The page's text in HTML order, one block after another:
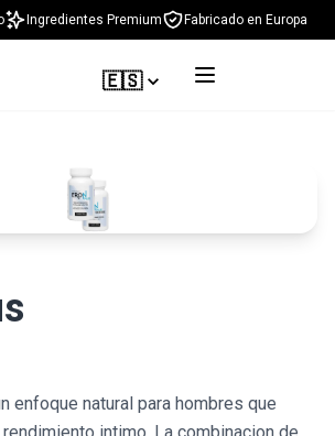
Ingredientes Premium Fabricado en Europa
🇪🇸
enfoque natural para hombres que